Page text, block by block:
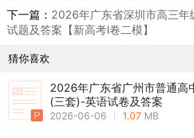
下一篇： 2026年广东省深圳市高三年
试题及答案【新高考Ⅰ卷二模】
猜你喜欢
2026年广东省广州市普通高
(三套)-英语试卷及答案
2026-06-06 1.07 MB